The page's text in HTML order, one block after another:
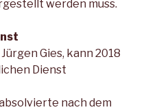
werden muss.
Gies, kann 2018
Dienst
nach dem